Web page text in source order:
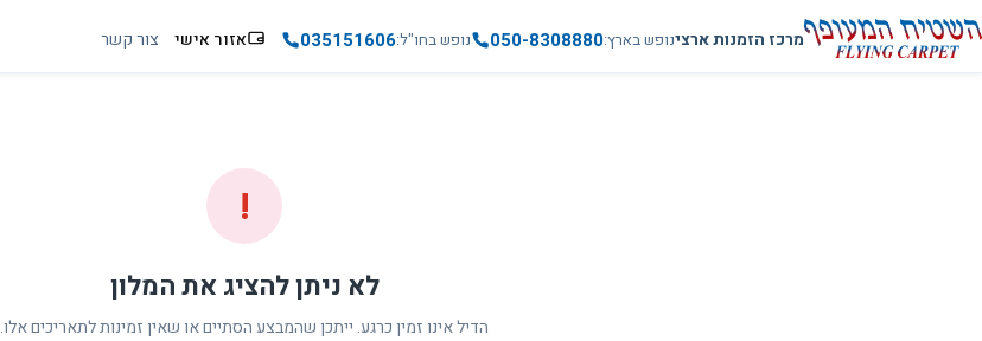
מרכז הזמנות ארצינופש בארץ050-8308880 נופש בחו"ל035151606 אזור אישי צור קשר
!
לא ניתן להציג את המלון
הדיל אינו זמין כרגע. ייתכן שהמבצע הסתיים או שאין זמינות לתאריכים אלו.